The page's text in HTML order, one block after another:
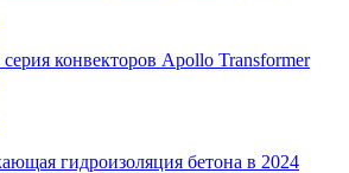
конвекторов Apollo Transformer
гидроизоляция бетона в 2024